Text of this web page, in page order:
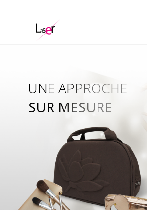
SUR MESURE
UNE APPROCHE